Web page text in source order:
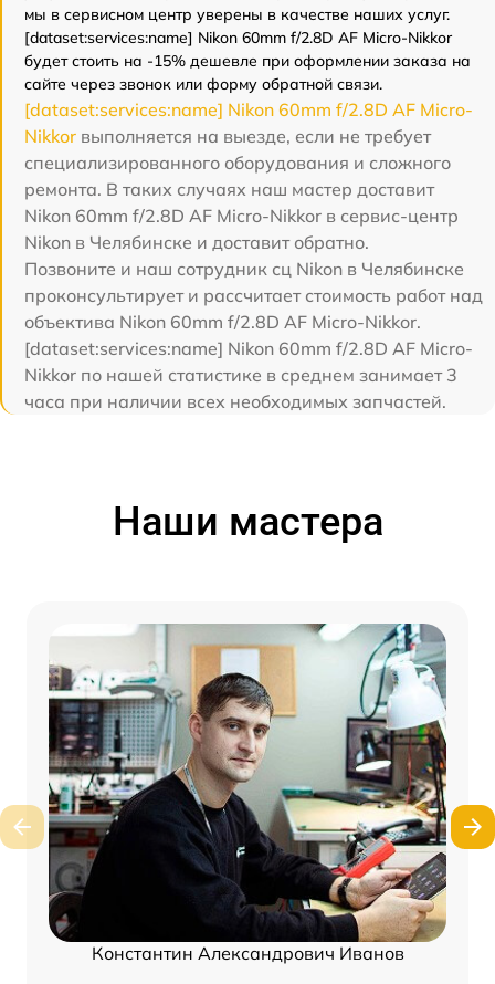
мы в сервисном центр уверены в качестве наших услуг.
[dataset:services:name] Nikon 60mm f/2.8D AF Micro-Nikkor
будет стоить на -15% дешевле при оформлении заказа на
сайте через звонок или форму обратной связи.
[dataset:services:name] Nikon 60mm f/2.8D AF Micro-
Nikkor выполняется на выезде, если не требует
специализированного оборудования и сложного
ремонта. В таких случаях наш мастер доставит
Nikon 60mm f/2.8D AF Micro-Nikkor в сервис-центр
Nikon в Челябинске и доставит обратно.
Позвоните и наш сотрудник сц Nikon в Челябинске
проконсультирует и рассчитает стоимость работ над
объектива Nikon 60mm f/2.8D AF Micro-Nikkor.
[dataset:services:name] Nikon 60mm f/2.8D AF Micro-
Nikkor по нашей статистике в среднем занимает 3
часа при наличии всех необходимых запчастей.
Наши мастера
Константин Александрович Иванов